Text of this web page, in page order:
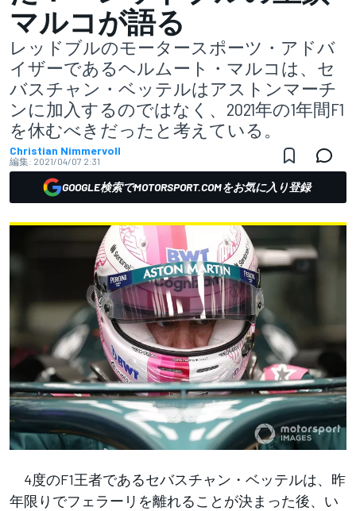
マルコが語る
レッドブルのモータースポーツ・アドバ
イザーであるヘルムート・マルコは、セ
バスチャン・ベッテルはアストンマーチ
ンに加入するのではなく、2021年の1年間F1
を休むべきだったと考えている。
Christian Nimmervoll
編集: 2021/04/07 2:31
GOOGLE検索でMOTORSPORT.COMをお気に入り登録
4度のF1王者であるセバスチャン・ベッテルは、昨
年限りでフェラーリを離れることが決まった後、い